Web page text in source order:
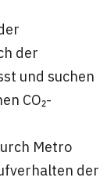
der
und suchen
CO₂-
Metro
der